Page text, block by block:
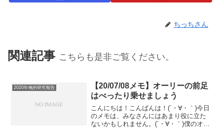
ちっちさん
関連記事 こちらも是非ご覧ください。
2020年俺的研究報告
【20/07/08メモ】オーリーの前足
はべったり乗せましょう
こんにちは！こんばんは！(´・∀・｀)今日
のメモは、みなさんにはあまり役に立た
ないかもしれません。(´・∀・｀)僕のオー